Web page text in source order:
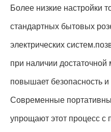
Более низкие настройки
стандартных бытовых
электрических
при наличии достаточной
повышает безопасность
Современные
упрощают этот процесс